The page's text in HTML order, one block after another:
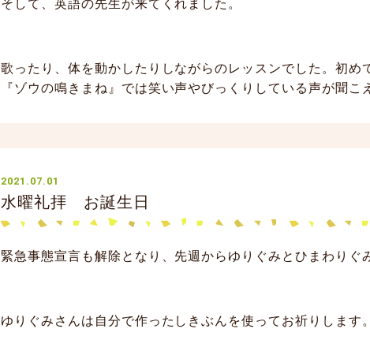
そして、英語の先生が来てくれました。
歌ったり、体を動かしたりしながらのレッスンでした。初
『ゾウの鳴きまね』では笑い声やびっくりしている声が聞こ
2021.07.01
水曜礼拝 お誕生日
緊急事態宣言も解除となり、先週からゆりぐみとひまわりぐ
ゆりぐみさんは自分で作ったしきぶんを使ってお祈りします。